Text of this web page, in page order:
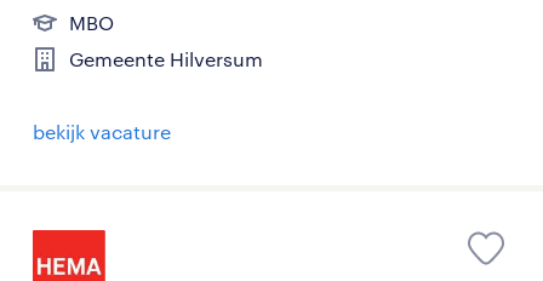
MBO
Gemeente Hilversum
bekijk vacature